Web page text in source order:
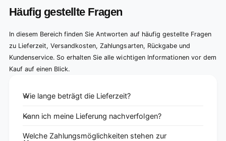
Häufig gestellte Fragen
In diesem Bereich finden Sie Antworten auf häufig gestellte Fragen
zu Lieferzeit, Versandkosten, Zahlungsarten, Rückgabe und
Kundenservice. So erhalten Sie alle wichtigen Informationen vor dem
Kauf auf einen Blick.
Wie lange beträgt die Lieferzeit?
Kann ich meine Lieferung nachverfolgen?
Welche Zahlungsmöglichkeiten stehen zur